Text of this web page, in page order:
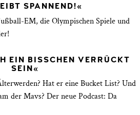
SPANNEND!«
EM, die Olympischen Spiele und
EIN BISSCHEN VERRÜCKT
SEIN«
Hat er eine Bucket List? Und
der Mavs? Der neue Podcast: Da